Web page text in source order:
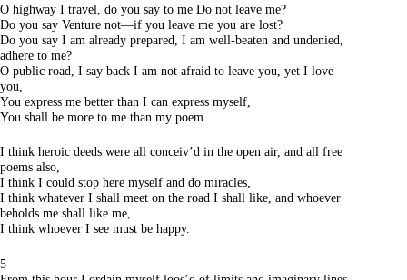
O highway I travel, do you say to me Do not leave me?
Do you say Venture not—if you leave me you are lost?
Do you say I am already prepared, I am well-beaten and undenied,
adhere to me?
O public road, I say back I am not afraid to leave you, yet I love
you,
You express me better than I can express myself,
You shall be more to me than my poem.
I think heroic deeds were all conceiv’d in the open air, and all free
poems also,
I think I could stop here myself and do miracles,
I think whatever I shall meet on the road I shall like, and whoever
beholds me shall like me,
I think whoever I see must be happy.
5